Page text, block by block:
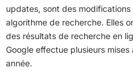
updates, sont des
algorithme de recherche. Elles
des résultats de recherche en
Google effectue plusieurs
année.